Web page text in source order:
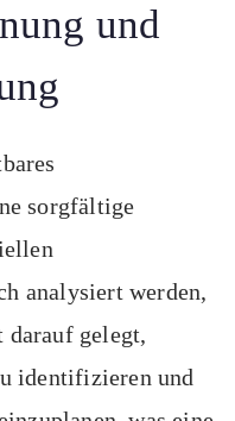
und
sorgfältige
analysiert werden,
darauf gelegt,
identifizieren und